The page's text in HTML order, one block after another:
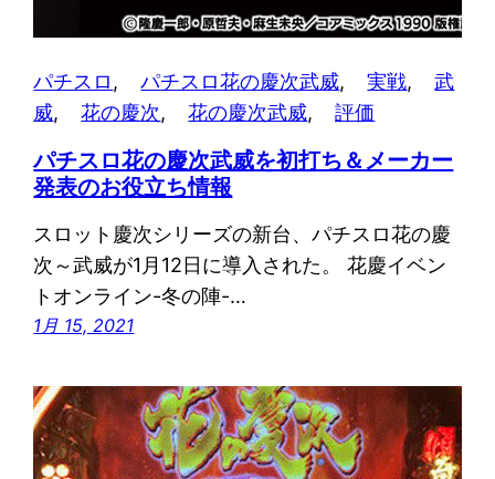
パチスロ, パチスロ花の慶次武威, 実戦,
武
威, 花の慶次, 花の慶次武威, 評価
パチスロ花の慶次武威を初打ち＆メーカー
発表のお役立ち情報
スロット慶次シリーズの新台、パチスロ花の慶
次～武威が1月12日に導入された。 花慶イベン
トオンライン-冬の陣-…
1月 15, 2021